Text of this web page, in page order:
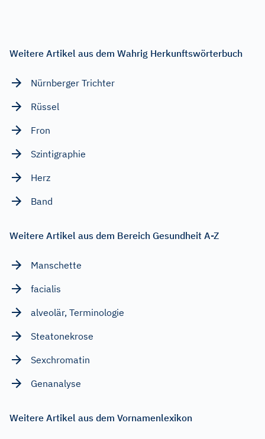
Weitere Artikel aus dem Wahrig Herkunftswörterbuch
Nürnberger Trichter
Rüssel
Fron
Szintigraphie
Herz
Band
Weitere Artikel aus dem Bereich Gesundheit A-Z
Manschette
facialis
alveolär, Terminologie
Steatonekrose
Sexchromatin
Genanalyse
Weitere Artikel aus dem Vornamenlexikon